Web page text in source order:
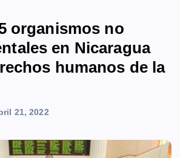
organismos no
en Nicaragua
humanos de la
21, 2022